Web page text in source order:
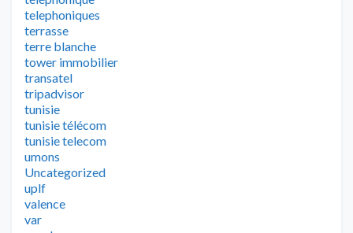
telephoniques
terrasse
terre blanche
tower immobilier
transatel
tripadvisor
tunisie
tunisie télécom
tunisie telecom
umons
Uncategorized
uplf
valence
var